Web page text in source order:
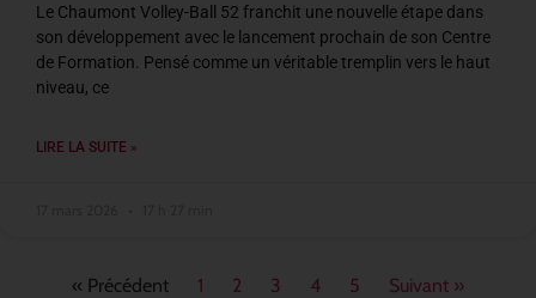
Le Chaumont Volley-Ball 52 franchit une nouvelle étape dans
son développement avec le lancement prochain de son Centre
de Formation. Pensé comme un véritable tremplin vers le haut
niveau, ce
LIRE LA SUITE »
« Précédent 1 2 3 4 5 Suivant »